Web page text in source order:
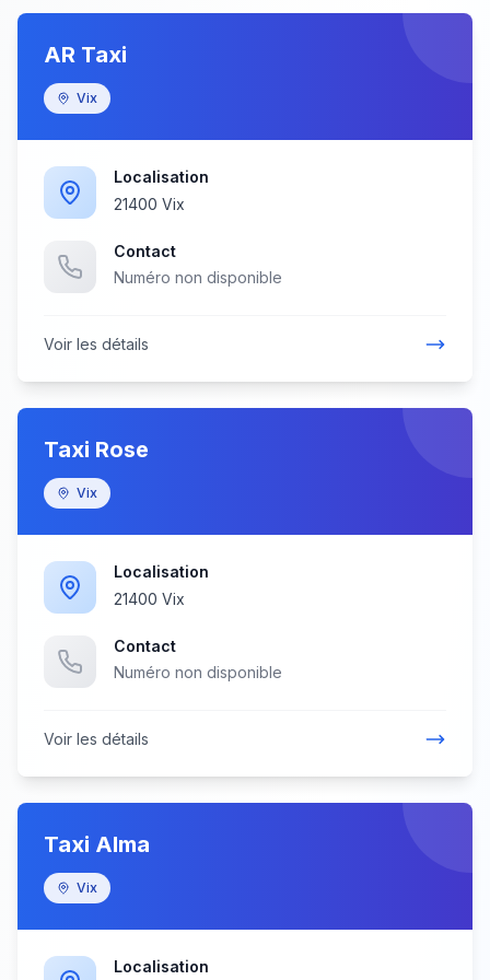
AR Taxi
Vix
Localisation
21400 Vix
Contact
Numéro non disponible
Voir les détails
Taxi Rose
Vix
Localisation
21400 Vix
Contact
Numéro non disponible
Voir les détails
Taxi Alma
Vix
Localisation